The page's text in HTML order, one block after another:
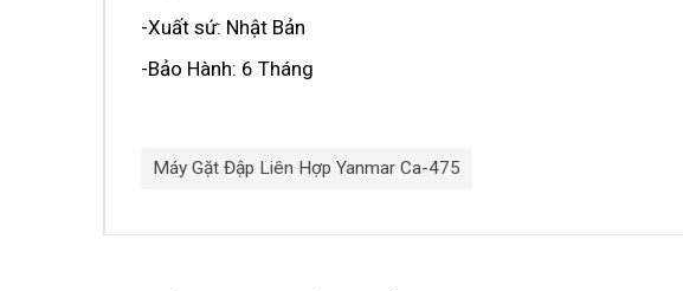
-Xuất sứ: Nhật Bản
-Bảo Hành: 6 Tháng
Máy Gặt Đập Liên Hợp Yanmar Ca-475